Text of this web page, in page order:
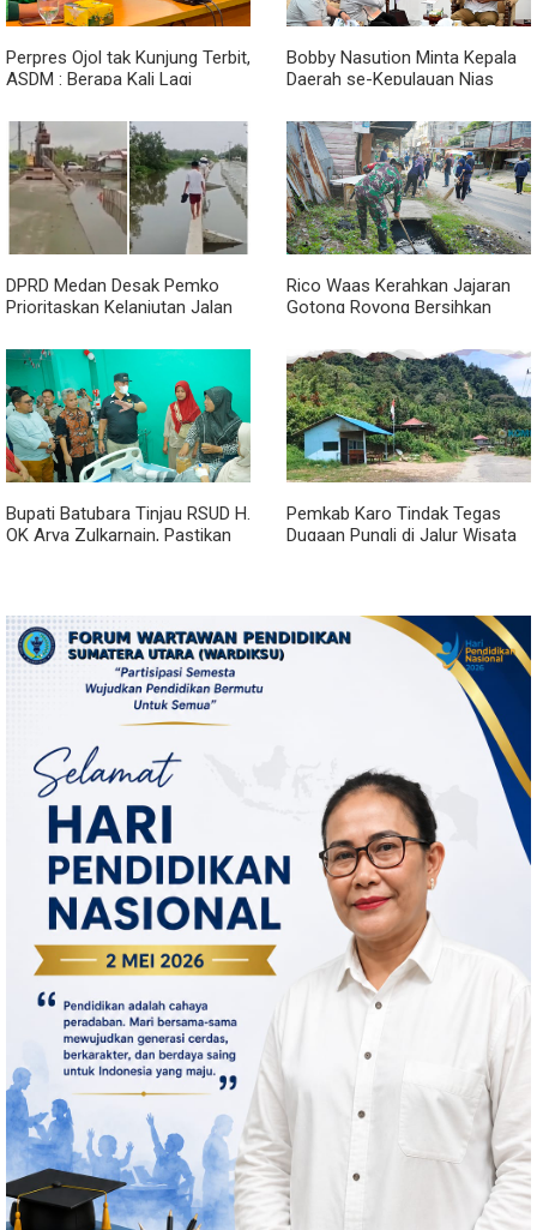
Perpres Ojol tak Kunjung Terbit,
ASDM : Berapa Kali Lagi
Janji?
Bobby Nasution Minta Kepala
Daerah se-Kepulauan Nias
DPRD Medan Desak Pemko
Prioritaskan Kelanjutan Jalan
Mangkrak
Rico Waas Kerahkan Jajaran
Gotong Royong Bersihkan
Sedimentasi Tebal
Bupati Batubara Tinjau RSUD H.
OK Arya Zulkarnain, Pastikan
Pemkab Karo Tindak Tegas
Dugaan Pungli di Jalur Wisata